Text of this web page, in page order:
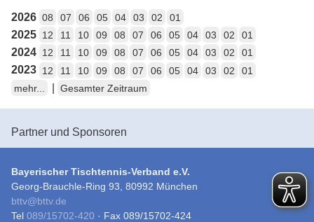
2026 08 07 06 05 04 03 02 01
2025 12 11 10 09 08 07 06 05 04 03 02 01
2024 12 11 10 09 08 07 06 05 04 03 02 01
2023 12 11 10 09 08 07 06 05 04 03 02
01
mehr...
Gesamter Zeitraum
Partner und Sponsoren
Bayerischer Tischtennis-Verband e.V.
Georg-Brauchle-Ring 93, 80992 München
bttv@bttv.de
Tel 089/15702-420 · Fax 089/15702-424